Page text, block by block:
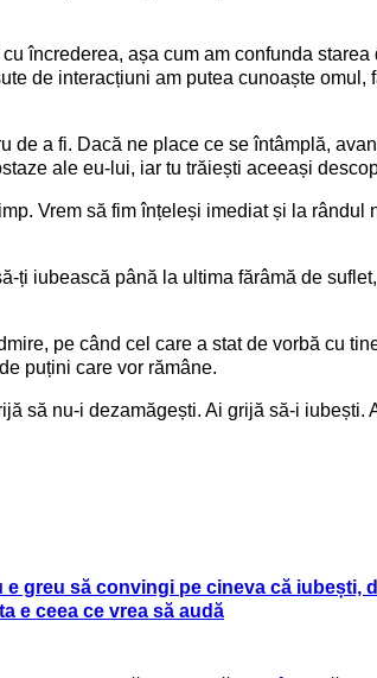
încrederea, așa cum am confunda
de interacțiuni am putea cunoaște omul,
de a fi. Dacă ne place ce se întâmplă,
ale eu-lui, iar tu trăiești aceeași
Vrem să fim înțeleși imediat și la rândul
ți iubească până la ultima fărâmă de
pe când cel care a stat de vorbă cu
puțini care vor rămâne.
să nu-i dezamăgești. Ai grijă să-i iubești.
e greu să convingi pe cineva că iubești,
e ceea ce vrea să audă